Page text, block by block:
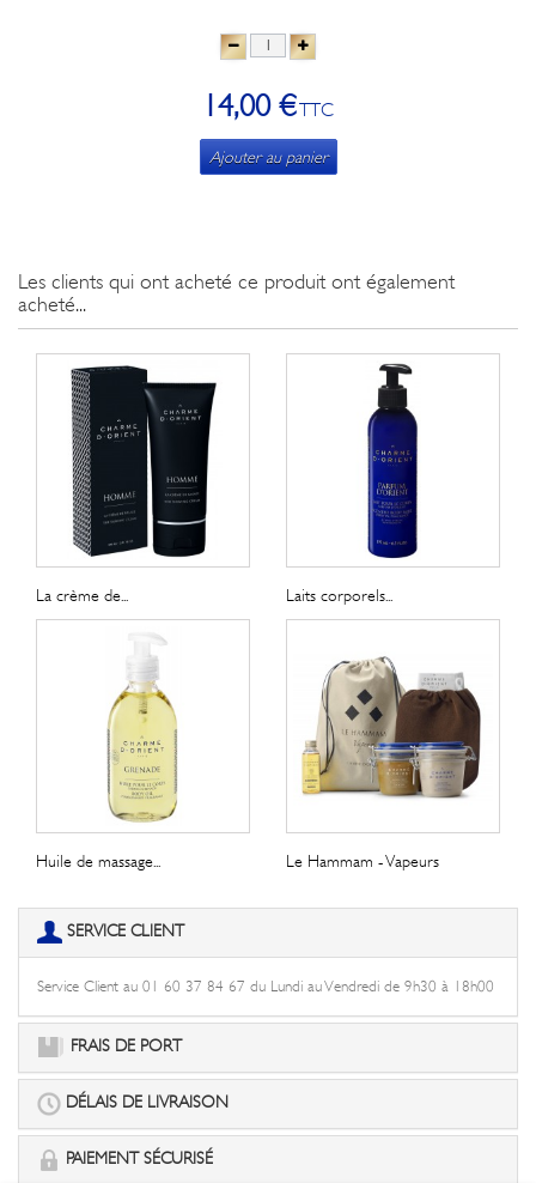
14,00 €TTC
Ajouter au panier
Les clients qui ont acheté ce produit ont également
acheté...
La crème de... Laits corporels...
Huile de massage... Le Hammam - Vapeurs
SERVICE CLIENT
Service Client au 01 60 37 84 67 du Lundi au Vendredi de 9h30 à 18h00
FRAIS DE PORT
DÉLAIS DE LIVRAISON
PAIEMENT SÉCURISÉ